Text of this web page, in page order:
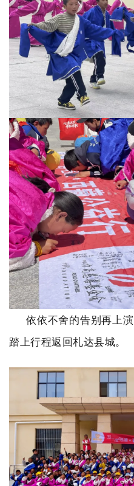
依依不舍的告别再上演
踏上行程返回札达县城。